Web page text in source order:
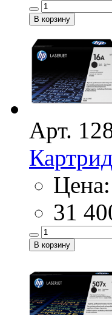
Арт.
Цена:
31